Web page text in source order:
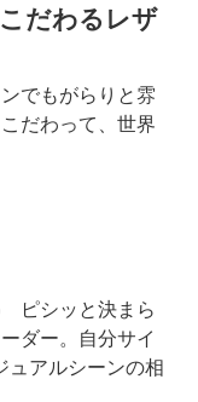
だわるレザ
でもがらりと雰
だわって、世界
ピシッと決まら
ダー。自分サイ
ュアルシーンの相